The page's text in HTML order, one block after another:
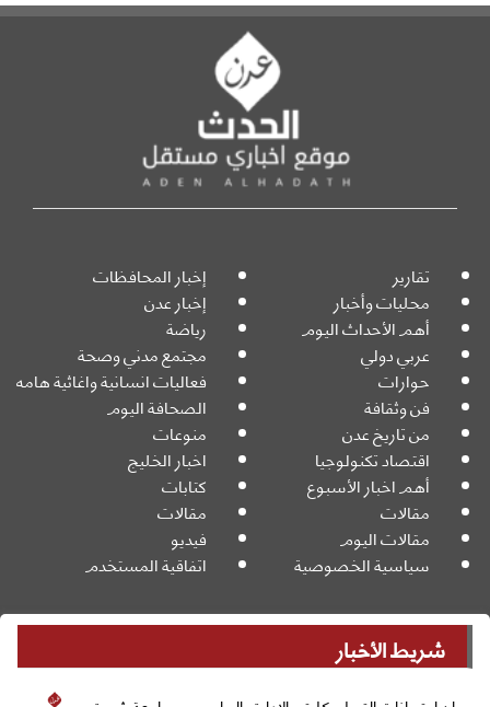
شريط الأخبار
تقارير إخبار المحافظات
محليات وأخبار إخبار عدن
أهم الأحداث اليوم رياضة
عربي دولي مجتمع مدني وصحة
حوارات فعاليات انسانية واغاثية هامه
فن وثقافة الصحافة اليوم
من تاريخ عدن منوعات
اقتصاد تكنولوجيا اخبار الخليج
أهم اخبار الأسبوع كتابات
مقالات مقالات
مقالات اليوم فيديو
سياسية الخصوصية اتفاقية المستخدم
جميع الحقوق محفوظة
© 2026